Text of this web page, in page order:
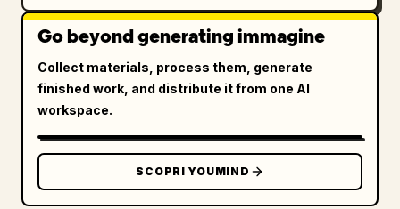
Go beyond generating immagine
Collect materials, process them, generate
finished work, and distribute it from one AI
workspace.
SCOPRI YOUMIND